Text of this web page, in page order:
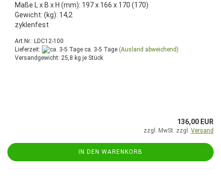
Maße L x B x H (mm): 197 x 166 x 170 (170)
Gewicht: (kg): 14,2
zyklenfest
Art.Nr.: LDC12-100
Lieferzeit:
ca. 3-5 Tage (Ausland abweichend)
Versandgewicht: 25,8 kg je Stück
136,00 EUR
zzgl. MwSt. zzgl. Versand
IN DEN WARENKORB